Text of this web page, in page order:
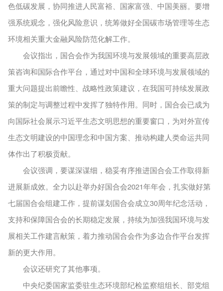
色低碳发展，协同推进人民富裕、国家富强、中国美丽。要增
强系统观念，强化风险意识，统筹做好全国碳市场管理等生态
环境相关重大金融风险防范化解工作。
会议指出，国合会作为我国环境与发展领域的重要高层政
策咨询和国际合作平台，通过对中国和全球环境与发展领域的
重大问题提出前瞻性、战略性政策建议，在我国可持续发展政
策的制定与调整过程中发挥了独特作用。同时，国合会已成为
向国际社会展示习近平生态文明思想的重要窗口，为对外宣传
生态文明建设的中国理念和中国方案、推动构建人类命运共同
体作出了积极贡献。
会议强调，要谋深谋细，稳妥有序推进国合会工作取得新
进展新成效。全力以赴举办好国合会2021年年会，扎实做好第
七届国合会组建工作，提前谋划国合会成立30周年纪念活动，
支持和保障国合会的长期稳定发展，持续为加强我国环境与发
展相关工作建言献策，着力推动国合会作为多边合作平台发挥
新的更大作用。
会议还研究了其他事项。
中央纪委国家监委驻生态环境部纪检监察组组长、部党组